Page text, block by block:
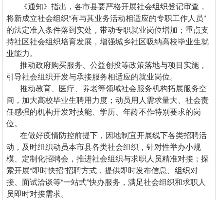
《通知》指出，各市县要严格开展社会组织登记审查，
将新成立社会组织“有与其业务活动相适应的专职工作人员”
的法定准入条件落到实处，带动专职就业岗位增加；重点支
持社区社会组织培育发展，增强城乡社区吸纳高校毕业生就
业能力。
推动政府购买服务、公益创投等政策落地与项目实施，
引导社会组织开发与承接服务相适应的就业岗位。
推动教育、医疗、养老等领域社会服务机构拓展服务空
间，加大高校毕业生聘用力度；动员用人需求量大、社会责
任感强的机构开发对技能、学历、年龄不作特别要求的岗
位。
在做好疫情防控前提下，因地制宜开展线下各类招聘活
动，及时组织动员本市县各类社会组织，针对性举办小规
模、定制化招聘会，推进社会组织与求职人员精准对接；探
索开展“即时快招”招聘方式，提供即时发布信息、组织对
接、面试洽谈等“一站式”快办服务，满足社会组织和求职人
员即时对接需求。